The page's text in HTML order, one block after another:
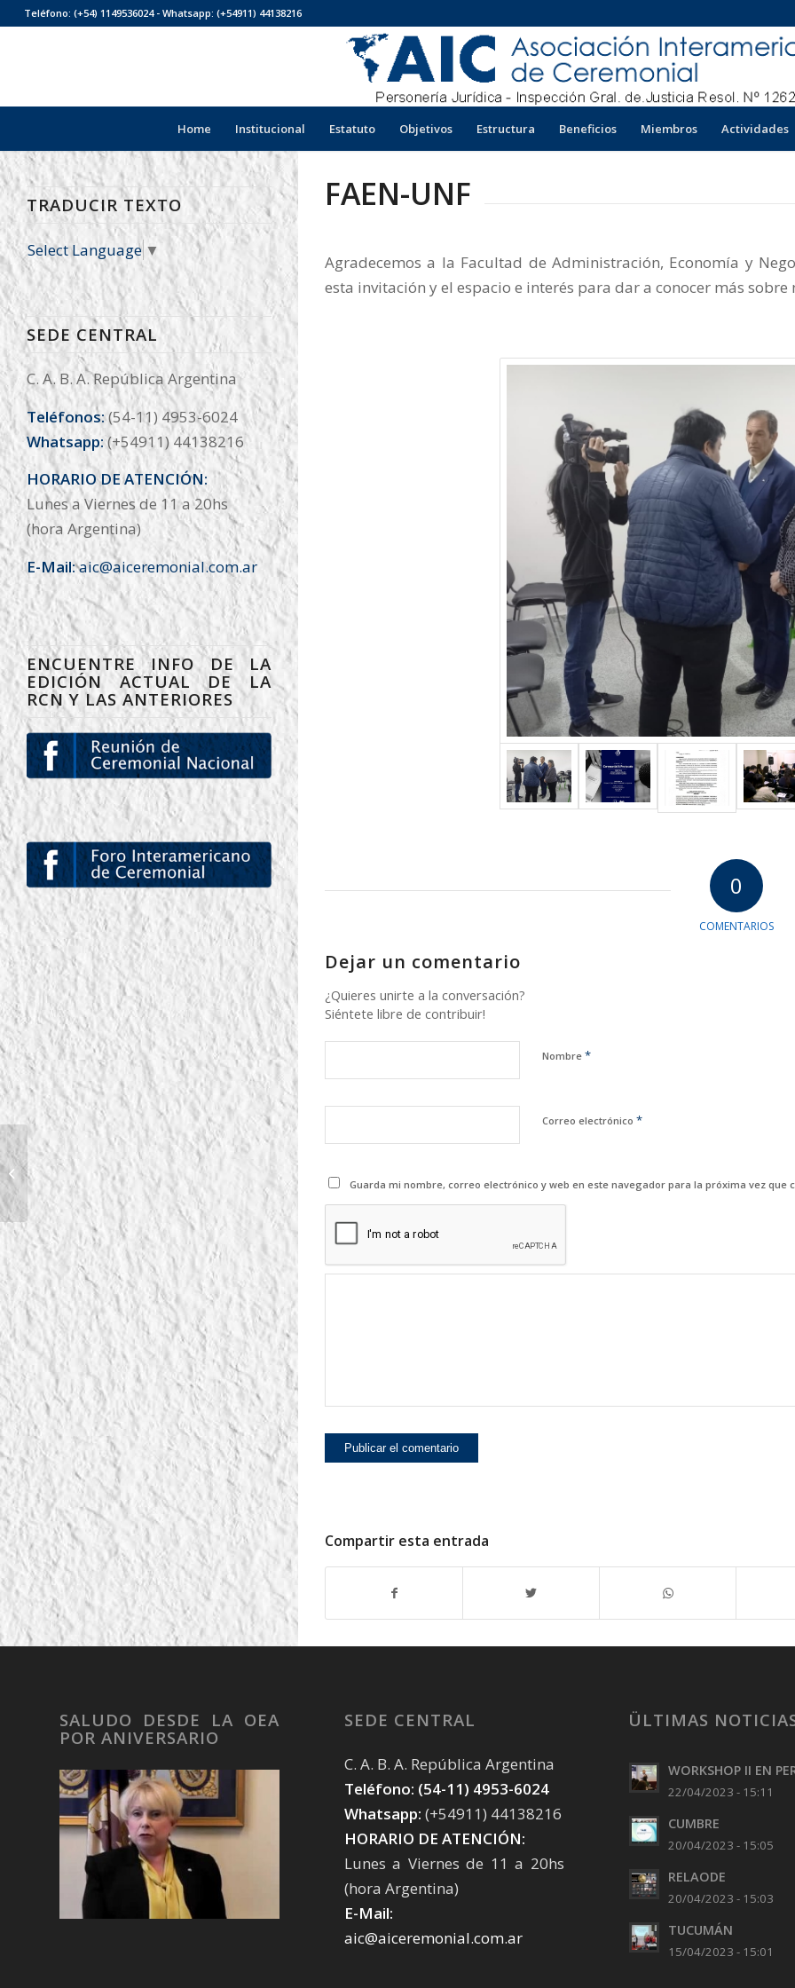
Teléfono: (+54) 1149536024 - Whatsapp: (+54911) 44138216
Home Institucional Estatuto Objetivos Estructura Beneficios Miembros Actividades
TRADUCIR TEXTO
Select Language ▼
SEDE CENTRAL
C. A. B. A. República Argentina
Teléfonos:(54-11) 4953-6024
Whatsapp:(+54911) 44138216
HORARIO DE ATENCIÓN:
Lunes a Viernes de 11 a 20hs
(hora Argentina)
E-Mail:aic@aiceremonial.com.ar
ENCUENTRE INFO DE LA
EDICIÓN ACTUAL DE LA
RCN Y LAS ANTERIORES
FAEN-UNF
Agradecemos a la Facultad de Administración, Economía y
esta invitación y el espacio e interés para dar a conocer más
0
COMENTARIOS
Dejar un comentario
¿Quieres unirte a la conversación?
Siéntete libre de contribuir!
Nombre *
Correo electrónico *
Guarda mi nombre, correo electrónico y web en este navegador para la próxima vez que
Compartir esta entrada
SALUDO DESDE LA OEA
POR ANIVERSARIO
SEDE CENTRAL
C. A. B. A. República Argentina
Teléfono: (54-11) 4953-6024
Whatsapp: (+54911) 44138216
HORARIO DE ATENCIÓN:
Lunes a Viernes de 11 a 20hs
(hora Argentina)
E-Mail:
aic@aiceremonial.com.ar
ÜLTIMAS
WORKSHOP II EN
22/04/2023 - 15:11
CUMBRE
20/04/2023 - 15:05
RELAODE
20/04/2023 - 15:03
TUCUMÁN
15/04/2023 - 15:01
EN TV